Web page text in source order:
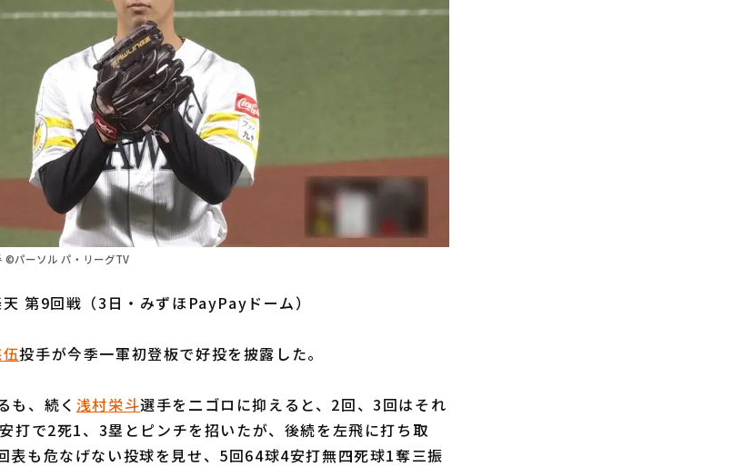
©パーソル パ・リーグTV
第9回戦（3日・みずほPayPayドーム）
投手が今季一軍初登板で好投を披露した。
も、続く 浅村栄斗選手を二ゴロに抑えると、2回、3回はそれ
打で2死1、3塁とピンチを招いたが、後続を左飛に打ち取
表も危なげない投球を見せ、5回64球4安打無四死球1奪三振